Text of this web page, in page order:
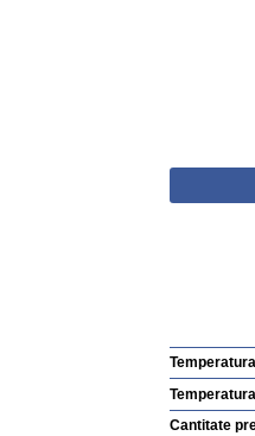
Temperatura
Cantitate